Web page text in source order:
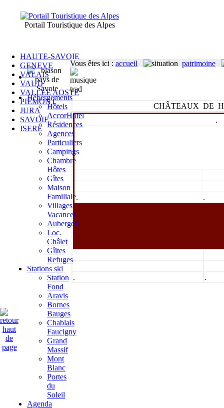
Hébergements
Hôtels
AccorHotel
Résidences
Agences
Particuliers
Campings
Chambre
Hôtes
Gîtes
Maison
Familiale
Villages
Vacances
Auberges
Loc.
Châlet
Gîites
Refuges
Stations ski
Station
Fond
Aravis
Bornes
Bauges
Chablais
Faucigny
Grand
Massif
Mont
Blanc
Portes
du
Soleil
Agenda
HAUTE-SAVOIE
GENEVE
VALAIS
VAUD
VALLEE AOSTE
PIEMONT
JURA
SAVOIE
ISERE
Portail Touristique des Alpes
CHÂTEAUX DE
.
.
. .
. .
Vous êtes ici : accueil patrimoine